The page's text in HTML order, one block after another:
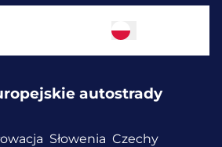
autostrady
Słowenia Czechy